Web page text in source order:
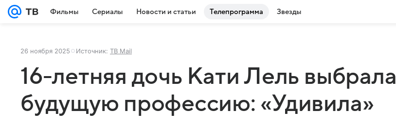
Фильмы Сериалы Новости и статьи Телепрограмма Звезды
26 ноября 2025 Источник: ТВ Mail
16-летняя дочь Кати Лель выбрала
будущую профессию: «Удивила»